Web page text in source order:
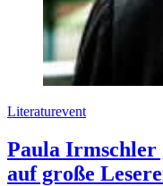
Literaturevent
Paula Irmschler
auf große